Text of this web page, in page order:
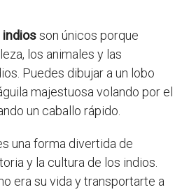
son únicos porque
los animales y las
Puedes dibujar a un lobo
majestuosa volando por el
un caballo rápido.
una forma divertida de
y la cultura de los indios.
era su vida y transportarte a